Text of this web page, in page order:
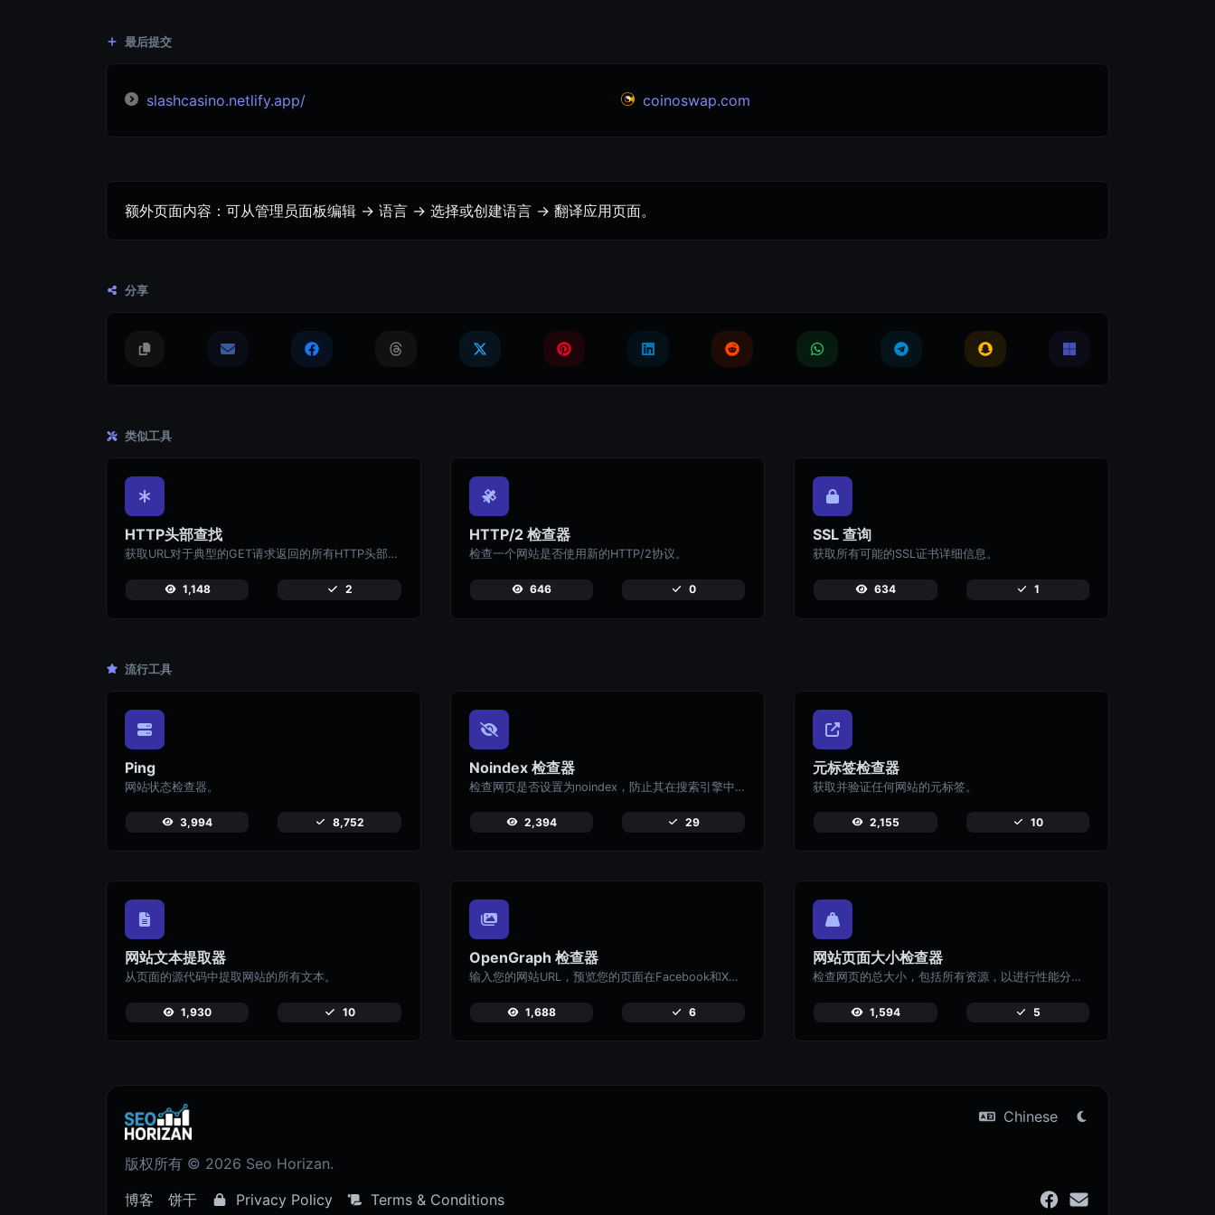
最后提交
slashcasino.netlify.app/ coinoswap.com
额外页面内容：可从管理员面板编辑 -> 语言 -> 选择或创建语言 -> 翻译应用页面。
分享
类似工具
HTTP头部查找
获取URL对于典型的GET请求返回的所有HTTP头部信息。
1,148 2
HTTP/2 检查器
检查一个网站是否使用新的HTTP/2协议。
646 0
SSL 查询
获取所有可能的SSL证书详细信息。
634 1
流行工具
Ping
网站状态检查器。
3,994 8,752
Noindex 检查器
检查网页是否设置为noindex，防止其在搜索引擎中出现。
2,394 29
元标签检查器
获取并验证任何网站的元标签。
2,155 10
网站文本提取器
从页面的源代码中提取网站的所有文本。
1,930 10
OpenGraph 检查器
输入您的网站URL，预览您的页面在Facebook和X（Twitter）等社交媒体平台上分享时的显示效果。
1,688 6
网站页面大小检查器
检查网页的总大小，包括所有资源，以进行性能分析。
1,594 5
版权所有 © 2026 Seo Horizan.
Chinese
博客 饼干 Privacy Policy Terms & Conditions